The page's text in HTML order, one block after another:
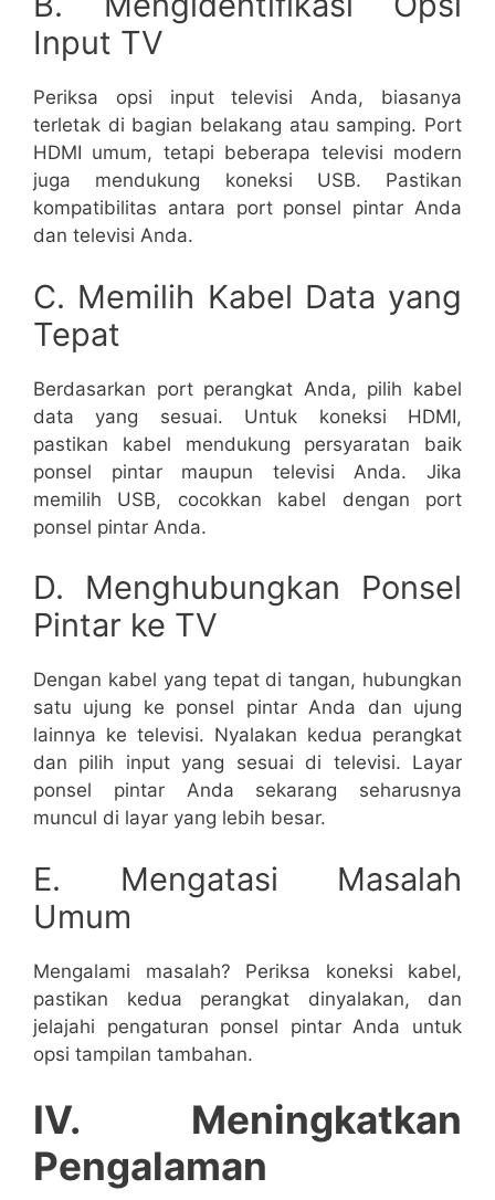
Input TV
Periksa opsi input televisi Anda, biasanya
terletak di bagian belakang atau samping. Port
HDMI umum, tetapi beberapa televisi modern
juga mendukung koneksi USB. Pastikan
kompatibilitas antara port ponsel pintar Anda
dan televisi Anda.
C. Memilih Kabel Data yang
Tepat
Berdasarkan port perangkat Anda, pilih kabel
data yang sesuai. Untuk koneksi HDMI,
pastikan kabel mendukung persyaratan baik
ponsel pintar maupun televisi Anda. Jika
memilih USB, cocokkan kabel dengan port
ponsel pintar Anda.
D. Menghubungkan Ponsel
Pintar ke TV
Dengan kabel yang tepat di tangan, hubungkan
satu ujung ke ponsel pintar Anda dan ujung
lainnya ke televisi. Nyalakan kedua perangkat
dan pilih input yang sesuai di televisi. Layar
ponsel pintar Anda sekarang seharusnya
muncul di layar yang lebih besar.
E. Mengatasi Masalah
Umum
Mengalami masalah? Periksa koneksi kabel,
pastikan kedua perangkat dinyalakan, dan
jelajahi pengaturan ponsel pintar Anda untuk
opsi tampilan tambahan.
IV. Meningkatkan
Pengalaman